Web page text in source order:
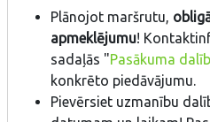
Plānojot maršrutu,
apmeklējumu!
sadaļās "Pasākuma
konkrēto piedāvājumu.
Pievērsiet uzmanību